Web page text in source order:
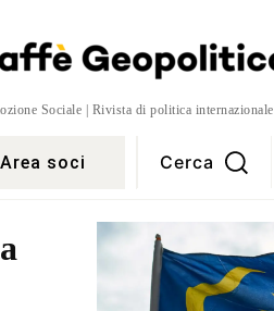
Sociale | Rivista di politica internazionale
Area soci Cerca